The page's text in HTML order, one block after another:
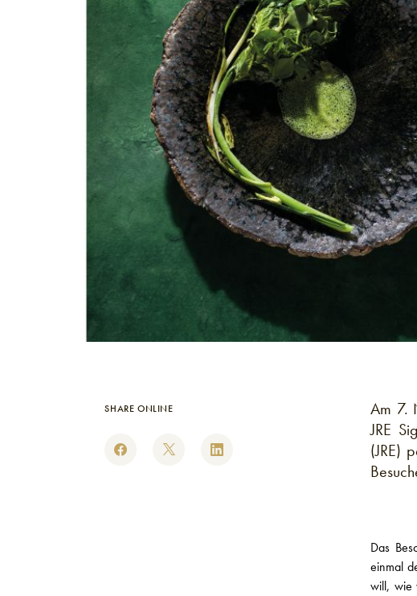
SHARE ONLINE
Am 7.
JRE
(JRE)
Das
einmal
will, wie